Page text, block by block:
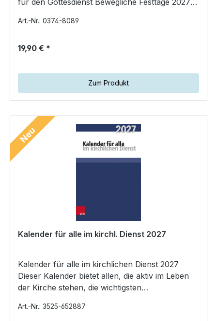
Art.-Nr.: 0374-8089
19,90 € *
Zum Produkt
Neu
Kalender für alle im kirchl. Dienst 2027
Kalender für alle im kirchlichen Dienst 2027
Dieser Kalender bietet allen, die aktiv im Leben
der Kirche stehen, die wichtigsten
Art.-Nr.: 3525-652887